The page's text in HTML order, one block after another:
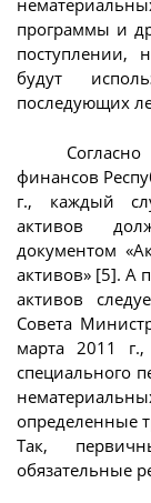
программы и
поступлении,
будут
последующих
финансов
г., каждый
активов
документом
активов» [5]. А
активов
Совета
марта 2011
специального
определенные
Так,
обязательные